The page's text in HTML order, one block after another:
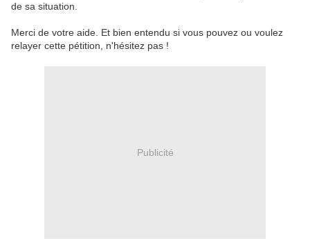
de sa situation.
Merci de votre aide. Et bien entendu si vous pouvez ou voulez
relayer cette pétition, n'hésitez pas !
Publicité